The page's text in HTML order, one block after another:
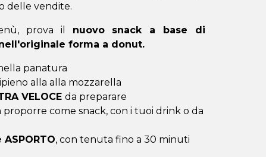
delle vendite.
prova il nuovo snack a base di
forma a donut.
panatura
alla alla mozzarella
VELOCE da preparare
proporre come snack, con i tuoi drink o da
ASPORTO, con tenuta fino a 30 minuti